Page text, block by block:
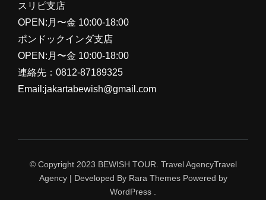
スリピ支店
OPEN:月〜金 10:00-18:00
ポンドックインダ支店
OPEN:月〜金 10:00-18:00
連絡先：0812-87189325
Email:jakartabewish@gmail.com
© Copyright 2023 BEWISH TOUR. Travel AgencyTravel
Agency | Developed By Rara ThemesPowered by
WordPress